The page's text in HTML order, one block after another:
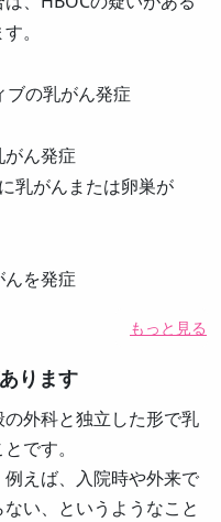
。
ブの乳がん発症
ん発症
乳がんまたは卵巣が
を発症
もっと見る
ります
の外科と独立した形で乳
です。
えば、入院時や外来で
い、というようなこと